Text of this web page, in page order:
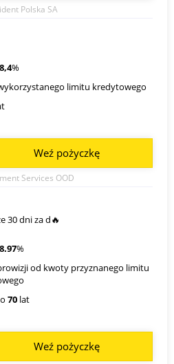
Polska SA
%
limitu kredytowego
Services OOD
Weź pożyczkę
30 dni za d🔥
%
od kwoty przyznanego limitu
70 lat
Weź pożyczkę